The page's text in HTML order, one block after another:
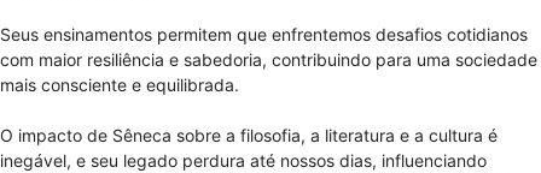
Seus ensinamentos permitem que enfrentemos desafios cotidianos
com maior resiliência e sabedoria, contribuindo para uma sociedade
mais consciente e equilibrada.
O impacto de Sêneca sobre a filosofia, a literatura e a cultura é
inegável, e seu legado perdura até nossos dias, influenciando